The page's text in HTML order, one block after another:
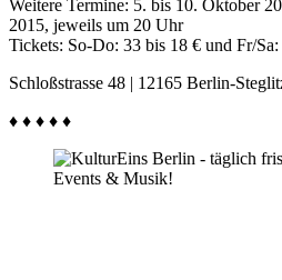
Weitere Termine: 5. bis 10. Oktober
2015, jeweils um 20 Uhr
Tickets: So-Do: 33 bis 18 € und Fr/
Schloßstrasse 48 | 12165 Berlin-
♦ ♦ ♦ ♦ ♦